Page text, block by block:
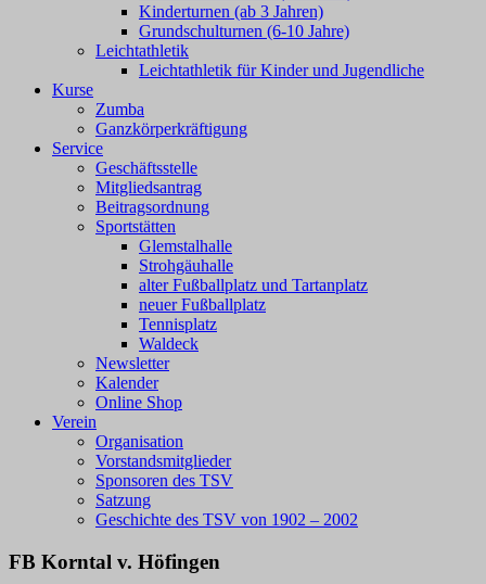
Kinderturnen (ab 3 Jahren)
Grundschulturnen (6-10 Jahre)
Leichtathletik
Leichtathletik für Kinder und Jugendliche
Kurse
Zumba
Ganzkörperkräftigung
Service
Geschäftsstelle
Mitgliedsantrag
Beitragsordnung
Sportstätten
Glemstalhalle
Strohgäuhalle
alter Fußballplatz und Tartanplatz
neuer Fußballplatz
Tennisplatz
Waldeck
Newsletter
Kalender
Online Shop
Verein
Organisation
Vorstandsmitglieder
Sponsoren des TSV
Satzung
Geschichte des TSV von 1902 – 2002
FB Korntal v. Höfingen